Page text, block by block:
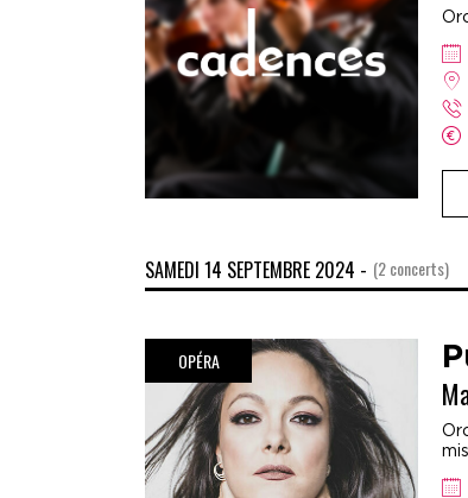
SAMEDI 14 SEPTEMBRE 2024 - (2 concerts)
OPÉRA